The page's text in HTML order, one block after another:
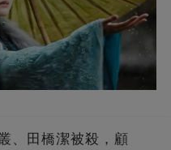
、田橋潔被殺，顧